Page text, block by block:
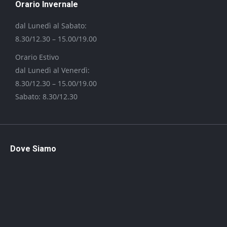
Orario Invernale
dal Lunedì al Sabato:
8.30/12.30 – 15.00/19.00
Orario Estivo
dal Lunedì al Venerdì:
8.30/12.30 – 15.00/19.00
Sabato: 8.30/12.30
Dove Siamo